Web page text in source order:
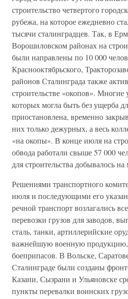
строительство четвертого
рубежа, на которое ежедневно
тысячи сталинградцев. Так, в
Ворошиловском районах на
были направлены по 10 000
Краснооктябрьского,
районов Сталинграда также
строительстве «окопов». Многие
которых могла быть без ущерба
приостановлена, временно
них только дежурных, а весь
«на окопы». В конце июля на
обвода работали свыше 57 000
для строительства добывалось на
Решениями транспортного
июля и последующими его
речной транспорт возлагались
перевозки грузов для заводов,
сталь, танки, артиллерийские
важнейшую военную продукцию,
боеприпасов. В Вольске,
Сталинграде были созданы
Казани, Сызрани и Ульяновске
пункты перевалки воинских